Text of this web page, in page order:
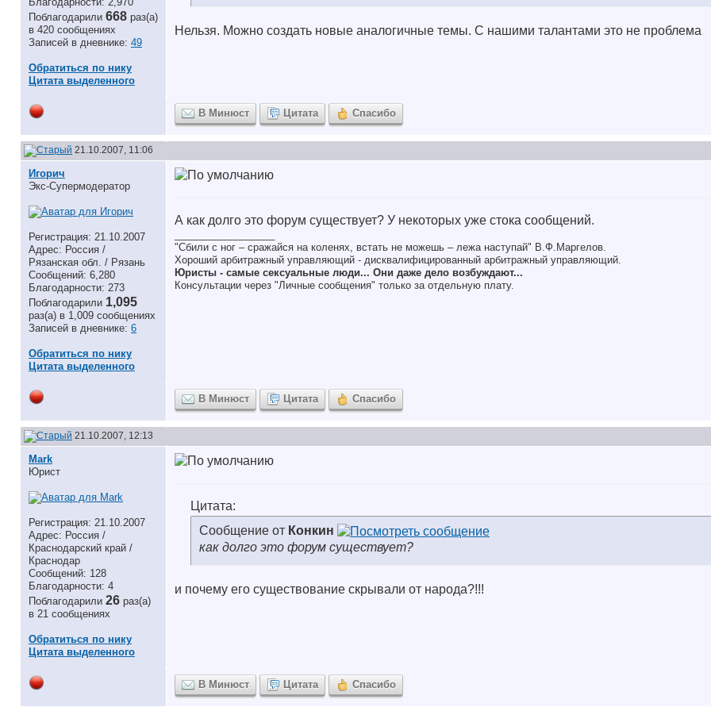
Поблагодарили 668 раз(а)
в 420 сообщениях
Записей в дневнике: 49
Обратиться по нику
Цитата выделенного
Нельзя. Можно создать новые аналогичные темы. С нашими талантами это не проблема
В Минюст Цитата Спасибо
21.10.2007, 11:06
Игорич
Экс-Супермодератор
Регистрация: 21.10.2007
Адрес: Россия /
Рязанская обл. / Рязань
Сообщений: 6,280
Благодарности: 273
Поблагодарили 1,095
раз(а) в 1,009 сообщениях
Записей в дневнике: 6
Обратиться по нику
Цитата выделенного
А как долго это форум существует? У некоторых уже стока сообщений.
"Сбили с ног – сражайся на коленях, встать не можешь – лежа наступай" В.Ф.Маргелов.
Хороший арбитражный управляющий - дисквалифицированный арбитражный управляющий.
Юристы - самые сексуальные люди... Они даже дело возбуждают...
Консультации через "Личные сообщения" только за отдельную плату.
В Минюст Цитата Спасибо
21.10.2007, 12:13
Mark
Юрист
Регистрация: 21.10.2007
Адрес: Россия /
Краснодарский край /
Краснодар
Сообщений: 128
Благодарности: 4
Поблагодарили 26 раз(а)
в 21 сообщениях
Обратиться по нику
Цитата выделенного
Цитата:
Сообщение от Конкин
как долго это форум существует?
и почему его существование скрывали от народа?!!!
В Минюст Цитата Спасибо